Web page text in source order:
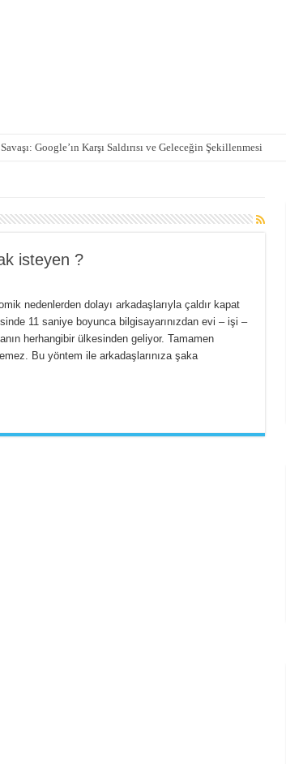
Google’ın Karşı Saldırısı ve Geleceğin Şekillenmesi
isteyen ?
nedenlerden dolayı arkadaşlarıyla çaldır kapat
11 saniye boyunca bilgisayarınızdan evi – işi –
herhangibir ülkesinden geliyor. Tamamen
Bu yöntem ile arkadaşlarınıza şaka